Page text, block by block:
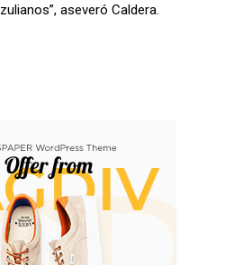
aseveró Caldera.